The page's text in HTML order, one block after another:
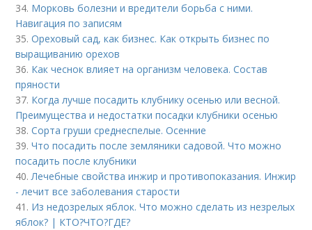
34. Морковь болезни и вредители борьба с ними.
Навигация по записям
35.Ореховый сад, как бизнес. Как открыть бизнес по
выращиванию орехов
36. Как чеснок влияет на организм человека. Состав
пряности
37. Когда лучше посадить клубнику осенью или весной.
Преимущества и недостатки посадки клубники осенью
38.Сорта груши среднеспелые. Осенние
39.Что посадить после земляники садовой. Что можно
посадить после клубники
40.Лечебные свойства инжир и противопоказания. Инжир
- лечит все заболевания старости
41. Из недозрелых яблок. Что можно сделать из незрелых
яблок? | КТО?ЧТО?ГДЕ?